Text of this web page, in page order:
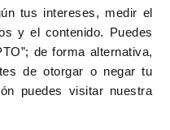
tus intereses, medir el
y el contenido. Puedes
de forma alternativa,
de otorgar o negar tu
puedes visitar nuestra
Inscripción a eventos